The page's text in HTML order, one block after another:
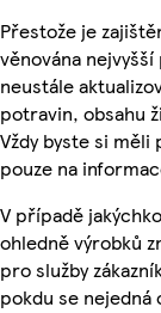
Přestože je
věnována
neustále
potravin, obsahu
Vždy byste si
pouze na
V případě
ohledně výrobků
pro služby
pokdu se nejedná